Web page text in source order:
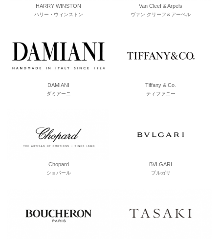
HARRY WINSTON
ハリー・ウィンストン
Van Cleef & Arpels
ヴァン クリーフ＆アーペル
DAMIANI
ダミアーニ
Tiffany & Co.
ティファニー
Chopard
ショパール
BVLGARI
ブルガリ